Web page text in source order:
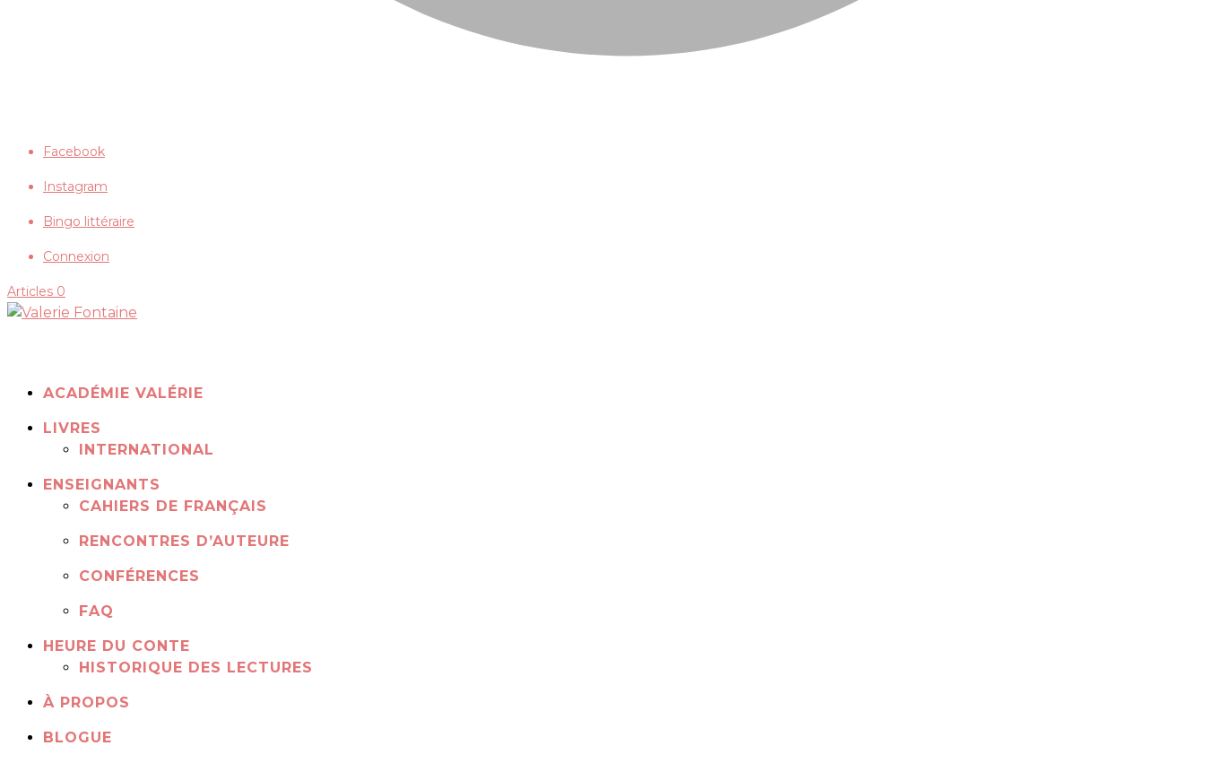
Facebook
Instagram
Bingo littéraire
Connexion
Articles 0
ACADÉMIE VALÉRIE
LIVRES
INTERNATIONAL
ENSEIGNANTS
CAHIERS DE FRANÇAIS
RENCONTRES D’AUTEURE
CONFÉRENCES
FAQ
HEURE DU CONTE
HISTORIQUE DES LECTURES
À PROPOS
BLOGUE